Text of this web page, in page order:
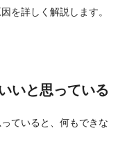
を詳しく解説します。
いと思っている
ていると、何もできな